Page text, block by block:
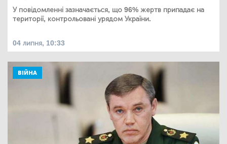
У повідомленні зазначається, що 96% жертв припадає на
території, контрольовані урядом України.
04 липня, 10:33
ВІЙНА